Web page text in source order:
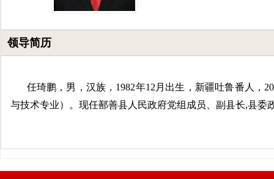
领导简历
任琦鹏 ，男，汉族， 1982年12 月出生，新疆吐鲁番人，
与技术专业）。现任鄯善县人民政府党组成员、副县长,县委